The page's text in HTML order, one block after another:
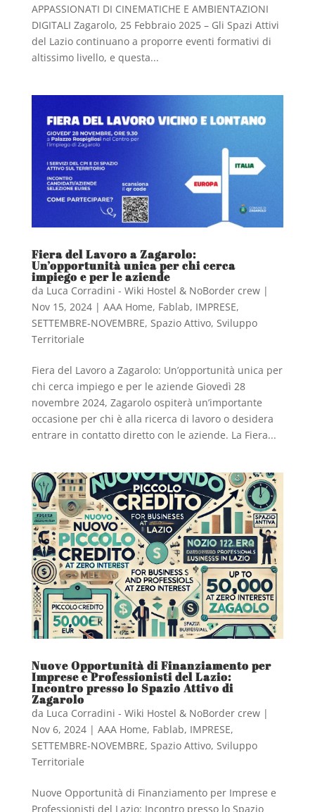
APPASSIONATI DI CINEMATICHE E AMBIENTAZIONI
DIGITALI Zagarolo, 25 Febbraio 2025 – Gli Spazi Attivi
del Lazio continuano a proporre eventi formativi di
altissimo livello, e questa...
Fiera del Lavoro a Zagarolo:
Un’opportunità unica per chi cerca
impiego e per le aziende
da Luca Corradini - Wiki Hostel & NoBorder crew|
Nov 15, 2024| AAA Home, Fablab, IMPRESE,
SETTEMBRE-NOVEMBRE, Spazio Attivo, Sviluppo
Territoriale
Fiera del Lavoro a Zagarolo: Un’opportunità unica per
chi cerca impiego e per le aziende Giovedì 28
novembre 2024, Zagarolo ospiterà un’importante
occasione per chi è alla ricerca di lavoro o desidera
entrare in contatto diretto con le aziende. La Fiera...
Nuove Opportunità di Finanziamento per
Imprese e Professionisti del Lazio:
Incontro presso lo Spazio Attivo di
Zagarolo
da Luca Corradini - Wiki Hostel & NoBorder crew|
Nov 6, 2024| AAA Home, Fablab, IMPRESE,
SETTEMBRE-NOVEMBRE, Spazio Attivo, Sviluppo
Territoriale
Nuove Opportunità di Finanziamento per Imprese e
Professionisti del Lazio: Incontro presso lo Spazio